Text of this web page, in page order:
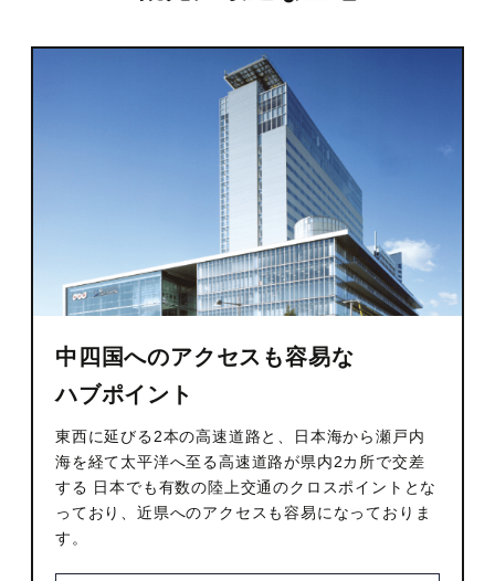
ビジネスプラン
ANA会員プラン
ファミリープラン
電話予約プラン
IHGリワーズクラブ会員様プラン
期間限定シーズンプラン
ゴルフプラン
トピックス
宿泊約款・利用規約
トピックス
レストラン＆バーのお問い合わせ
宴会プランのご紹介
テーブルマナープラン
同窓会プラン
プライベートミーティングプラン
スタンダードパーティプラン
岡山城プラン
宴会場概要・利用規約
宴会・会場の直通予約電話
営業時間 9:00 ～ 18:00
料理・ケーキ
フォトギャラリー
パーティーレポート
チャペル -Jewel-
神殿 -鳳笙-
披露宴会場
宙 -Sora-
京山 -kyoyama-
トピックス
Wedding公式Instagram
中四国へのアクセスも容易な
ハブポイント
東西に延びる2本の高速道路と、日本海から瀬戸内
海を経て太平洋へ至る高速道路が県内2カ所で交差
する 日本でも有数の陸上交通のクロスポイントとな
っており、近県へのアクセスも容易になっておりま
す。